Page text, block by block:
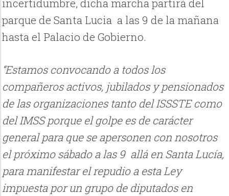
incertidumbre, dicha marcha partirá del
parque de Santa Lucia a las 9 de la mañana
hasta el Palacio de Gobierno.
“Estamos convocando a todos los
compañeros activos, jubilados y pensionados
de las organizaciones tanto del ISSSTE como
del IMSS porque el golpe es de carácter
general para que se apersonen con nosotros
el próximo sábado a las 9 allá en Santa Lucía,
para manifestar el repudio a esta Ley
impuesta por un grupo de diputados en